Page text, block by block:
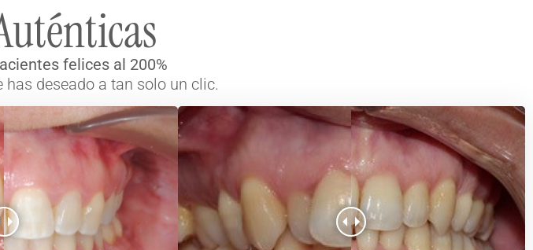
felices al 200%
deseado a tan solo un clic.